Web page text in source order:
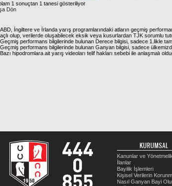
1 sonuçtan 1 tanesi gösteriliyor
Dön
ABD, İngiltere ve İrlanda yarış programlarındaki atların geçmiş
olup, verilerde oluşabilecek eksik veya kusurlardan TJK sorumlu
Geçmiş performans bilgilerinde bulunan Derece bilgisi, sadece 1.likle
Geçmiş performans bilgilerinde bulunan Ganyan bilgisi, sadece
Bazı hipodromlara ait yarış videoları telif hakları sebebi ile anlaşmalı
KURUMSAL
Kanunlar ve
İlanlar
Bayilik İşlemleri
Kişisel Verilerin
Nasıl Ganyan Bayi